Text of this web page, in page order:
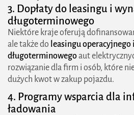
3. Dopłaty do leasingu i
długoterminowego
Niektóre kraje oferują
ale także do leasingu operacyjnego
długoterminowegoaut
rozwiązanie dla firm i osób, które
dużych kwot w zakup pojazdu.
4. Programy wsparcia dla
ładowania